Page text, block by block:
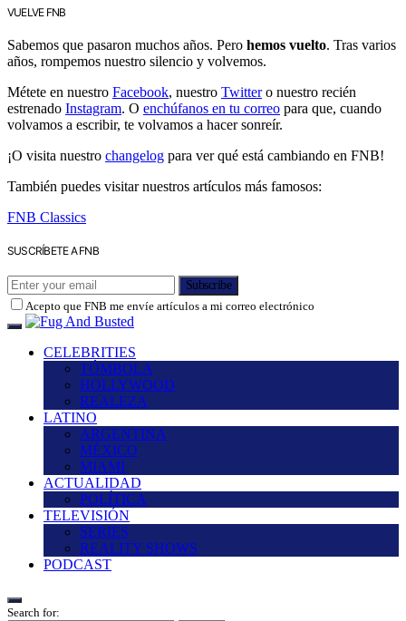
VUELVE FNB
Sabemos que pasaron muchos años. Pero hemos vuelto. Tras varios
años, rompemos nuestro silencio y volvemos.
Métete en nuestro Facebook, nuestro Twittero nuestro recién
estrenado Instagram. O enchúfanos en tu correo para que, cuando
volvamos a escribir, te volvamos a hacer sonreír.
¡O visita nuestro changelog para ver qué está cambiando en FNB!
También puedes visitar nuestros artículos más famosos:
FNB Classics
SUSCRÍBETE A FNB
Subscribe
Acepto que FNB me envíe artículos a mi correo electrónico
CELEBRITIES
TÓMBOLA
HOLLYWOOD
REALEZA
LATINO
ARGENTINA
MÉXICO
MIAMI
ACTUALIDAD
POLÍTICA
TELEVISIÓN
SERIES
REALITY SHOWS
PODCAST
Search for: